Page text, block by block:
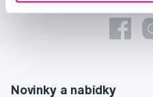
Novinky a nabídky